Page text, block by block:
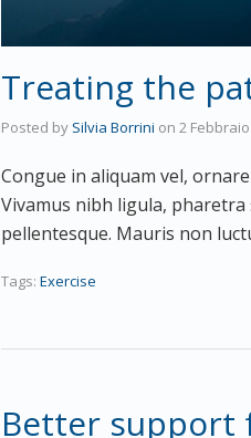
Treating the
Posted by Silvia Borrini on 2
Congue in aliquam vel,
Vivamus nibh ligula,
pellentesque. Mauris non
Tags: Exercise
Better support